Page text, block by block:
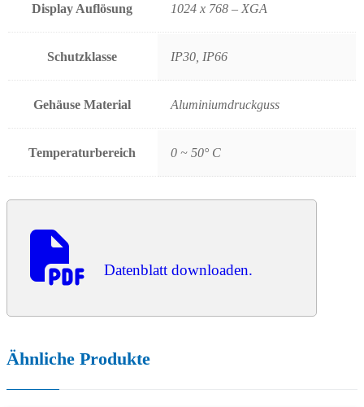
Display Auflösung 1024 x 768 – XGA
Schutzklasse IP30, IP66
Gehäuse Material Aluminiumdruckguss
Temperaturbereich 0 ~ 50° C
Datenblatt downloaden.
Ähnliche Produkte